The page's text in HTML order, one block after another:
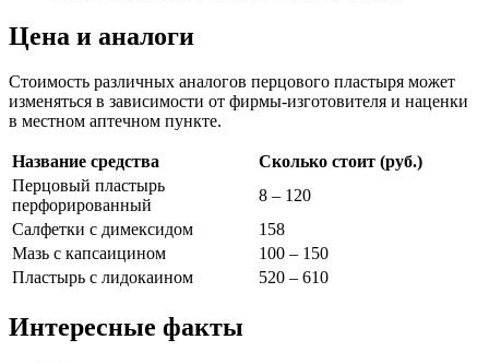
Цена и аналоги
Стоимость различных аналогов перцового пластыря может
изменяться в зависимости от фирмы-изготовителя и наценки
в местном аптечном пункте.
Название средства
Сколько стоит (руб.)
Перцовый пластырь
перфорированный
8 – 120
Салфетки с димексидом
158
Мазь с капсаицином
100 – 150
Пластырь с лидокаином
520 – 610
Интересные факты